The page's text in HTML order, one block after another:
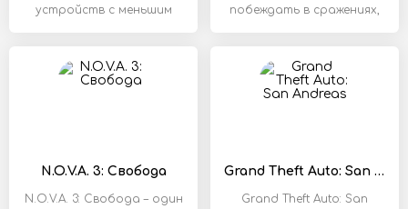
устройств с меньшим
побеждать в сражениях,
N.O.V.A. 3: Свобода
N.O.V.A. 3: Свобода – один
Grand Theft Auto: San Andreas
Grand Theft Auto: San